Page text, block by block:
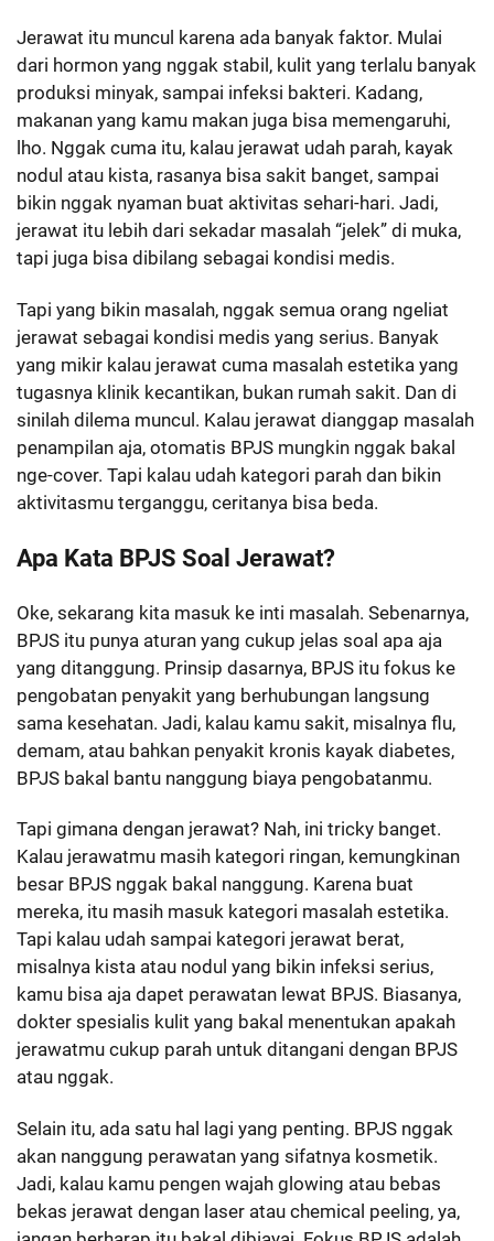
Jerawat itu muncul karena ada banyak faktor. Mulai
dari hormon yang nggak stabil, kulit yang terlalu banyak
produksi minyak, sampai infeksi bakteri. Kadang,
makanan yang kamu makan juga bisa memengaruhi,
lho. Nggak cuma itu, kalau jerawat udah parah, kayak
nodul atau kista, rasanya bisa sakit banget, sampai
bikin nggak nyaman buat aktivitas sehari-hari. Jadi,
jerawat itu lebih dari sekadar masalah “jelek” di muka,
tapi juga bisa dibilang sebagai kondisi medis.
Tapi yang bikin masalah, nggak semua orang ngeliat
jerawat sebagai kondisi medis yang serius. Banyak
yang mikir kalau jerawat cuma masalah estetika yang
tugasnya klinik kecantikan, bukan rumah sakit. Dan di
sinilah dilema muncul. Kalau jerawat dianggap masalah
penampilan aja, otomatis BPJS mungkin nggak bakal
nge-cover. Tapi kalau udah kategori parah dan bikin
aktivitasmu terganggu, ceritanya bisa beda.
Apa Kata BPJS Soal Jerawat?
Oke, sekarang kita masuk ke inti masalah. Sebenarnya,
BPJS itu punya aturan yang cukup jelas soal apa aja
yang ditanggung. Prinsip dasarnya, BPJS itu fokus ke
pengobatan penyakit yang berhubungan langsung
sama kesehatan. Jadi, kalau kamu sakit, misalnya flu,
demam, atau bahkan penyakit kronis kayak diabetes,
BPJS bakal bantu nanggung biaya pengobatanmu.
Tapi gimana dengan jerawat? Nah, ini tricky banget.
Kalau jerawatmu masih kategori ringan, kemungkinan
besar BPJS nggak bakal nanggung. Karena buat
mereka, itu masih masuk kategori masalah estetika.
Tapi kalau udah sampai kategori jerawat berat,
misalnya kista atau nodul yang bikin infeksi serius,
kamu bisa aja dapet perawatan lewat BPJS. Biasanya,
dokter spesialis kulit yang bakal menentukan apakah
jerawatmu cukup parah untuk ditangani dengan BPJS
atau nggak.
Selain itu, ada satu hal lagi yang penting. BPJS nggak
akan nanggung perawatan yang sifatnya kosmetik.
Jadi, kalau kamu pengen wajah glowing atau bebas
bekas jerawat dengan laser atau chemical peeling, ya,